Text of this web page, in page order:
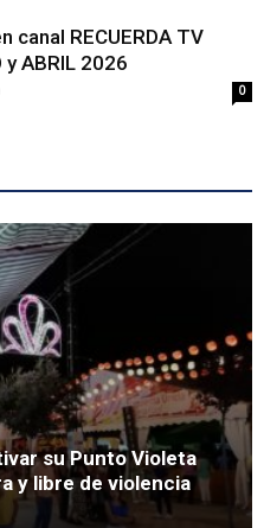
canal RECUERDA TV
ABRIL 2026
0
su Punto Violeta
y libre de violencia